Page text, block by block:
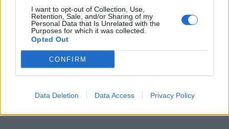
I want to opt-out of Collection, Use,
Retention, Sale, and/or Sharing of my
Personal Data that Is Unrelated with the
Purposes for which it was collected.
Opted Out
CONFIRM
Data Deletion Data Access Privacy Policy
"Irragionevole la condanna
dopo due assoluzioni"